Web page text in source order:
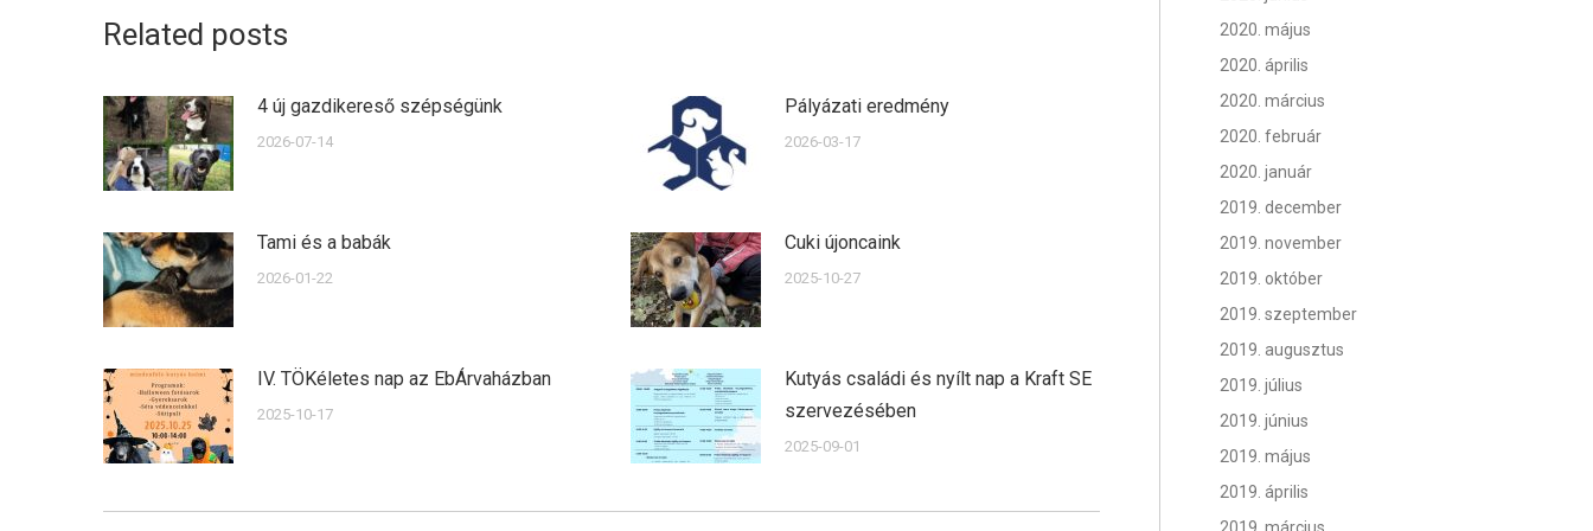
Related posts
4 új gazdikereső szépségünk
2026-07-14
Pályázati eredmény
2026-03-17
Tami és a babák
2026-01-22
Cuki újoncaink
2025-10-27
IV. TÖKéletes nap az EbÁrvaházban
2025-10-17
Kutyás családi és nyílt nap a Kraft SE
szervezésében
2025-09-01
2020. május
2020. április
2020. március
2020. február
2020. január
2019. december
2019. november
2019. október
2019. szeptember
2019. augusztus
2019. július
2019. június
2019. május
2019. április